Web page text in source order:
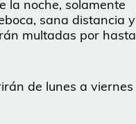
la noche, solamente
sana distancia y
multadas por hasta
de lunes a viernes